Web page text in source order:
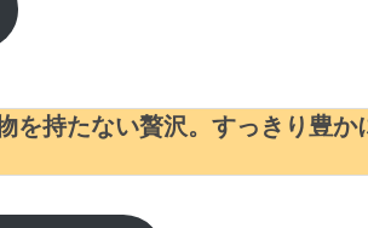
を持たない贅沢。すっきり豊